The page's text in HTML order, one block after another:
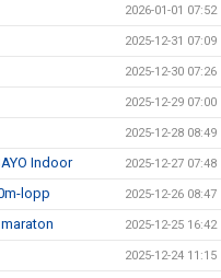
2026-01-01 07:52
2025-12-31 07:09
2025-12-30 07:26
2025-12-29 07:00
2025-12-28 08:49
Indoor 2025-12-27 07:48
lopp 2025-12-26 08:47
2025-12-25 16:42
2025-12-24 11:15